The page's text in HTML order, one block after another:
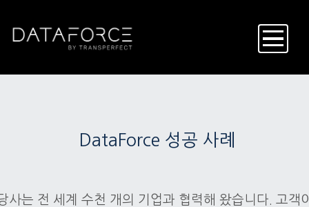
DataForce 성공 사례
사는 전 세계 수천 개의 기업과 협력해 왔습니다. 고객